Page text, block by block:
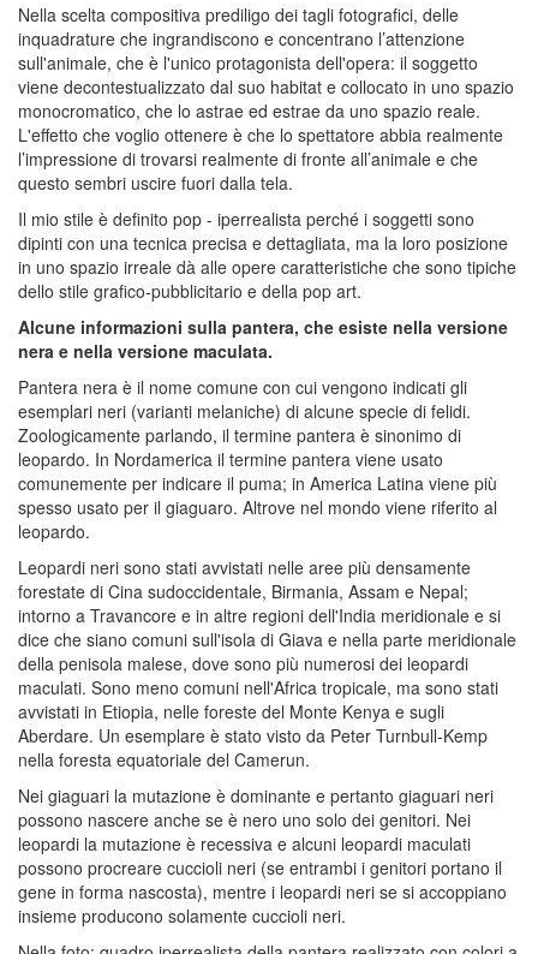
Nella scelta compositiva prediligo dei tagli fotografici, delle
inquadrature che ingrandiscono e concentrano l’attenzione
sull'animale, che è l'unico protagonista dell'opera: il soggetto
viene decontestualizzato dal suo habitat e collocato in uno spazio
monocromatico, che lo astrae ed estrae da uno spazio reale.
L'effetto che voglio ottenere è che lo spettatore abbia realmente
l’impressione di trovarsi realmente di fronte all’animale e che
questo sembri uscire fuori dalla tela.
Il mio stile è definito pop - iperrealista perché i soggetti sono
dipinti con una tecnica precisa e dettagliata, ma la loro posizione
in uno spazio irreale dà alle opere caratteristiche che sono tipiche
dello stile grafico-pubblicitario e della pop art.
Alcune informazioni sulla pantera, che esiste nella versione
nera e nella versione maculata.
Pantera nera è il nome comune con cui vengono indicati gli
esemplari neri (varianti melaniche) di alcune specie di felidi.
Zoologicamente parlando, il termine pantera è sinonimo di
leopardo. In Nordamerica il termine pantera viene usato
comunemente per indicare il puma; in America Latina viene più
spesso usato per il giaguaro. Altrove nel mondo viene riferito al
leopardo.
Leopardi neri sono stati avvistati nelle aree più densamente
forestate di Cina sudoccidentale, Birmania, Assam e Nepal;
intorno a Travancore e in altre regioni dell'India meridionale e si
dice che siano comuni sull'isola di Giava e nella parte meridionale
della penisola malese, dove sono più numerosi dei leopardi
maculati. Sono meno comuni nell'Africa tropicale, ma sono stati
avvistati in Etiopia, nelle foreste del Monte Kenya e sugli
Aberdare. Un esemplare è stato visto da Peter Turnbull-Kemp
nella foresta equatoriale del Camerun.
Nei giaguari la mutazione è dominante e pertanto giaguari neri
possono nascere anche se è nero uno solo dei genitori. Nei
leopardi la mutazione è recessiva e alcuni leopardi maculati
possono procreare cuccioli neri (se entrambi i genitori portano il
gene in forma nascosta), mentre i leopardi neri se si accoppiano
insieme producono solamente cuccioli neri.